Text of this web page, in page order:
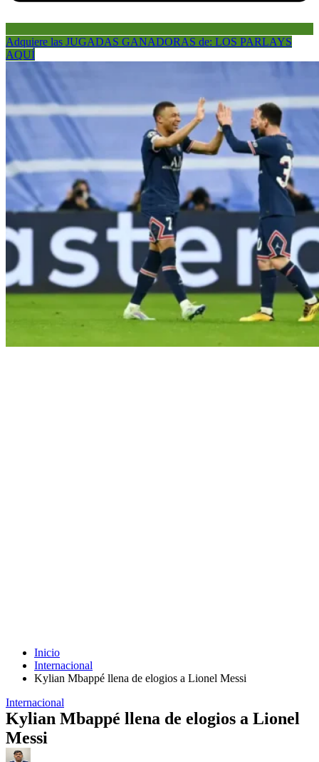
Adquiere las JUGADAS GANADORAS de: LOS PARLAYS
AQUÍ
Inicio
Internacional
Kylian Mbappé llena de elogios a Lionel Messi
Internacional
Kylian Mbappé llena de elogios a Lionel
Messi